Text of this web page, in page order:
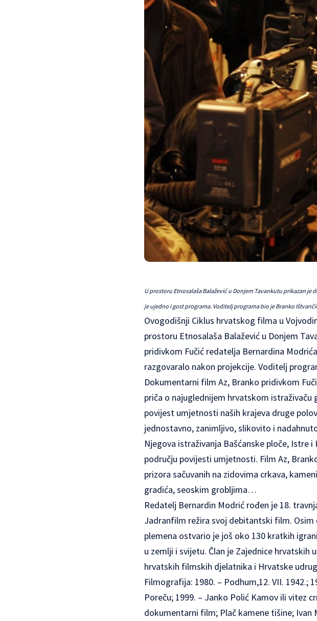
U prostoru Etnosalaša Balažević u Donjem Tavankutu prikazan
je ujedno i gost programa. Voditelj programa bio je Branko
Ovogodišnji Ciklus hrvatskog filma u
prostoru Etnosalaša Balažević u Donjem
pridivkom Fučić redatelja Bernardina
razgovaralo nakon projekcije. Voditelj
Dokumentarni film Az, Branko pridivkom
priča o najuglednijem hrvatskom
povijest umjetnosti naših krajeva druge
jednostavno, zanimljivo, slikovito i
Njegova istraživanja Bašćanske ploče, Istre
području povijesti umjetnosti. Film Az,
prizora sačuvanih na zidovima crkava,
gradića, seoskim grobljima…
Redatelj Bernardin Modrić rođen je 18.
Jadranfilm režira svoj debitantski film.
plemena ostvario je još oko 130 kratkih
u zemlji i svijetu. Član je Zajednice
hrvatskih filmskih djelatnika i Hrvatske
Filmografija: 1980. – Podhum,12. VII. 1942.;
Poreču; 1999. – Janko Polić Kamov ili vitez
dokumentarni film; Plač kamene tišine; Ivan